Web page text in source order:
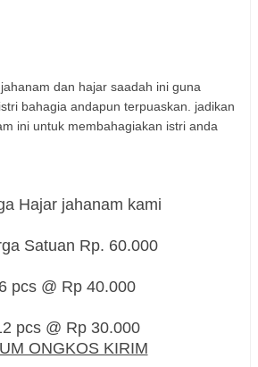
dan hajar saadah ini guna
bahagia andapun terpuaskan. jadikan
ini untuk membahagiakan istri anda
Hajar jahanam kami
Satuan Rp. 60.000
pcs @ Rp 40.000
pcs @ Rp 30.000
ONGKOS KIRIM